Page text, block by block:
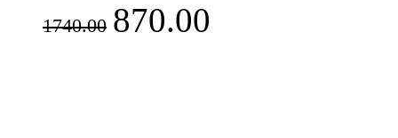
1740.00 870.00